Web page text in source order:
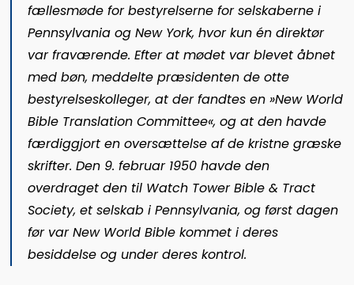
fællesmøde for bestyrelserne for selskaberne i
Pennsylvania og New York, hvor kun én direktør
var fraværende. Efter at mødet var blevet åbnet
med bøn, meddelte præsidenten de otte
bestyrelseskolleger, at der fandtes en »New World
Bible Translation Committee«, og at den havde
færdiggjort en oversættelse af de kristne græske
skrifter. Den 9. februar 1950 havde den
overdraget den til Watch Tower Bible & Tract
Society, et selskab i Pennsylvania, og først dagen
før var New World Bible kommet i deres
besiddelse og under deres kontrol.